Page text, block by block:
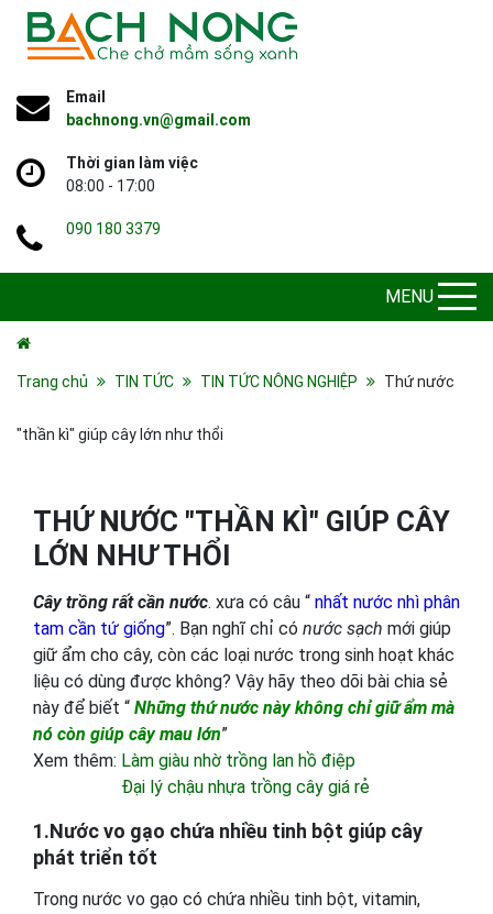
Email
bachnong.vn@gmail.com
Thời gian làm việc
08:00 - 17:00
090 180 3379
MENU
Trang chủ TIN TỨC TIN TỨC NÔNG NGHIỆP Thứ nước
"thần kì" giúp cây lớn như thổi
THỨ NƯỚC "THẦN KÌ" GIÚP CÂY
LỚN NHƯ THỔI
Cây trồng rất cần nước. xưa có câu “ nhất nước nhì phân
tam cần tứ giống”. Bạn nghĩ chỉ có nước sạch mới giúp
giữ ẩm cho cây, còn các loại nước trong sinh hoạt khác
liệu có dùng được không? Vậy hãy theo dõi bài chia sẻ
này để biết “ Những thứ nước này không chỉ giữ ẩm mà
nó còn giúp cây mau lớn”
Xem thêm: Làm giàu nhờ trồng lan hồ điệp
Đại lý chậu nhựa trồng cây giá rẻ
1.Nước vo gạo chứa nhiều tinh bột giúp cây
phát triển tốt
Trong nước vo gạo có chứa nhiều tinh bột, vitamin,